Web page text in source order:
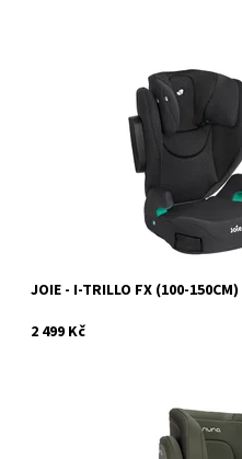
Značka:
JOIE - I-TRILLO FX (100-150CM)
2 499 Kč